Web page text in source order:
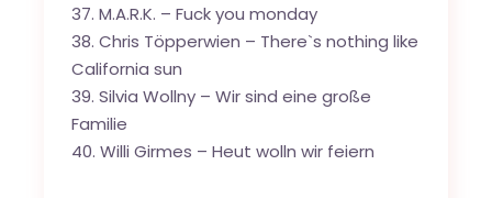
37. M.A.R.K. – Fuck you monday
38. Chris Töpperwien – There`s nothing like
California sun
39. Silvia Wollny – Wir sind eine große
Familie
40. Willi Girmes – Heut wolln wir feiern